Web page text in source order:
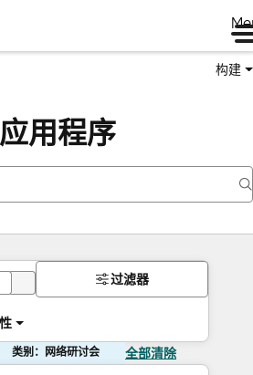
构建
用程序
过滤器
类别：网络研讨会 全部清除